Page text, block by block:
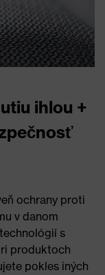
ihlou +
ochrany proti
v danom
s
produktoch
pokles iných